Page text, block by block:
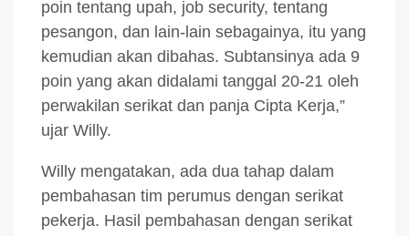
poin tentang upah, job security, tentang
pesangon, dan lain-lain sebagainya, itu yang
kemudian akan dibahas. Subtansinya ada 9
poin yang akan didalami tanggal 20-21 oleh
perwakilan serikat dan panja Cipta Kerja,”
ujar Willy.
Willy mengatakan, ada dua tahap dalam
pembahasan tim perumus dengan serikat
pekerja. Hasil pembahasan dengan serikat